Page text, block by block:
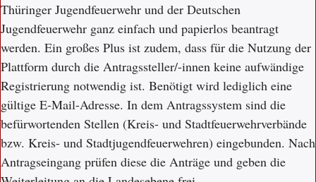
Thüringer Jugendfeuerwehr und der Deutschen
Jugendfeuerwehr ganz einfach und papierlos beantragt
werden. Ein großes Plus ist zudem, dass für die Nutzung der
Plattform durch die Antragssteller/-innen keine aufwändige
Registrierung notwendig ist. Benötigt wird lediglich eine
gültige E-Mail-Adresse. In dem Antragssystem sind die
befürwortenden Stellen (Kreis- und Stadtfeuerwehrverbände
bzw. Kreis- und Stadtjugendfeuerwehren) eingebunden. Nach
Antragseingang prüfen diese die Anträge und geben die